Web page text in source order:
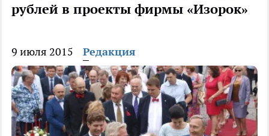
рублей в проекты фирмы «Изорок»
9 июля 2015 Редакция